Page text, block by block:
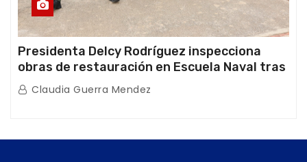
Presidenta Delcy Rodríguez inspecciona
obras de restauración en Escuela Naval tras
afectaciones sísmicas en La Guaira
Claudia Guerra Mendez